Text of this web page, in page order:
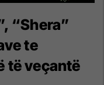
“Shera”
te
të veçantë